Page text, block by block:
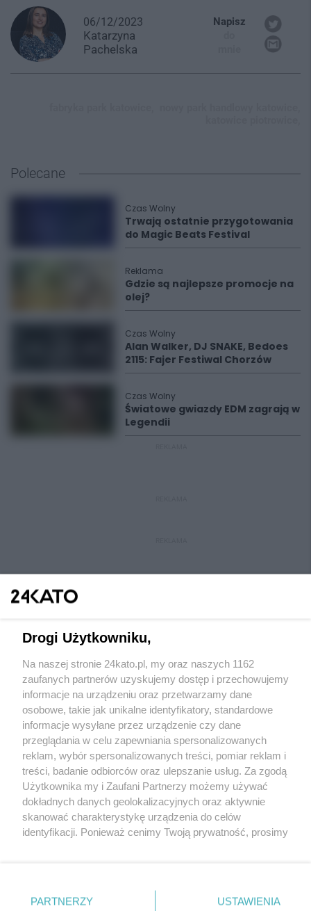
06/12/2023
Katarzyna
Pachelska
Napisz
Polecane
Czas Wolny
Trwają ostatnie przygotowania
do Magic Beats Festival
Reklama
Gdzie są najlepsze promocje na
olej?
Czas Wolny
Alan Walker, DJ SNAKE, Bedoes
2115: Fajer Festiwal Chorzów
Czas Wolny
Światowe gwiazdy EDM zagrają w
Legendii
Wydawca mediów lokalnych
Nie zapomnij
zapoznać się z:
polityką prywatności regulamin korzystania z portali
Twojemiasto
Piekary Śląskie
Chorzów
Tarnowskie Góry
Gliwice
Skontakuj sięz nami
Kontakt
Wydawca
Redakcja
Drogi Użytkowniku,
Na naszej stronie 24kato.pl, my oraz naszych 1162
zaufanych partnerów uzyskujemy dostęp i przechowujemy
informacje na urządzeniu oraz przetwarzamy dane
osobowe, takie jak unikalne identyfikatory, standardowe
informacje wysyłane przez urządzenie czy dane
przeglądania w celu zapewniania spersonalizowanych
reklam, wybór spersonalizowanych treści, pomiar reklam i
treści, badanie odbiorców oraz ulepszanie usług. Za zgodą
Użytkownika my i Zaufani Partnerzy możemy używać
dokładnych danych geolokalizacyjnych oraz aktywnie
skanować charakterystykę urządzenia do celów
identyfikacji. Ponieważ cenimy Twoją prywatność, prosimy
prywatności znajdujący się w lewym dolnym rogu strony
PARTNERZY USTAWIENIA